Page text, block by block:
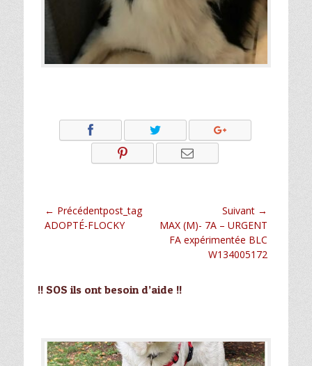
Navigation
de
← Précédentpost_tag
Article
ADOPTÉ-FLOCKY
Suivant →
Article
suivant :
MAX (M)- 7A – URGENT
FA expérimentée BLC
W134005172
!! SOS ils ont besoin d’aide !!